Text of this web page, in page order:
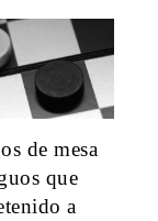
de mesa
que
a